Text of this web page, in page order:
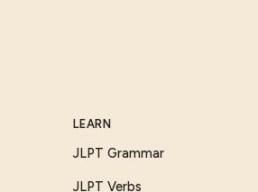
LEARN
JLPT Grammar
JLPT Verbs